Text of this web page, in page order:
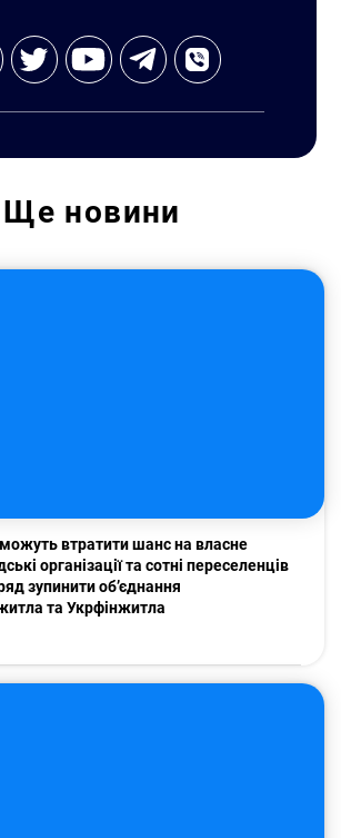
Ще новини
втратити шанс на власне
організації та сотні переселенців
зупинити об’єднання
та Укрфінжитла